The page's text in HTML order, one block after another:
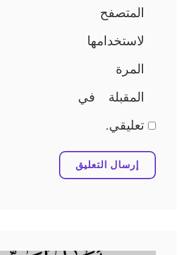
المتصفح
لاستخدامها
المرة
المقبلة في
تعليقي.